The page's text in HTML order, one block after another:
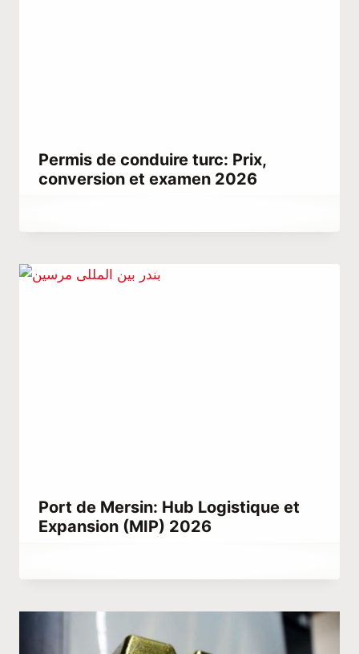
Permis de conduire turc: Prix,
conversion et examen 2026
Port de Mersin: Hub Logistique et
Expansion (MIP) 2026